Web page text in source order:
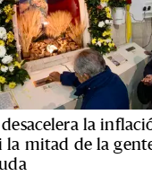
la
la mitad de la